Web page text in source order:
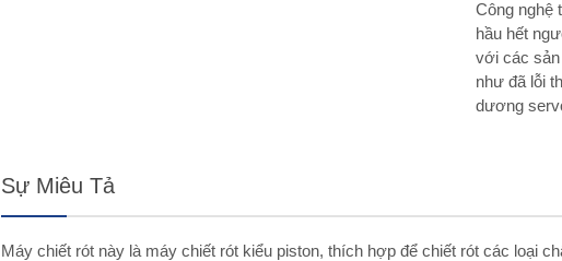
Công nghệ
hầu hết
với các sản
như đã lỗi
dương
Sự Miêu Tả
Máy chiết rót này là máy chiết rót kiểu piston, thích hợp để chiết rót các loại